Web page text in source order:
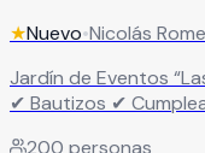
★Nuevo•Nicolás
Jardín de Eventos “Las Bugambilias” – Vive tu evento
✔ Bautizos ✔ Cumpleaños ✔ Eventos